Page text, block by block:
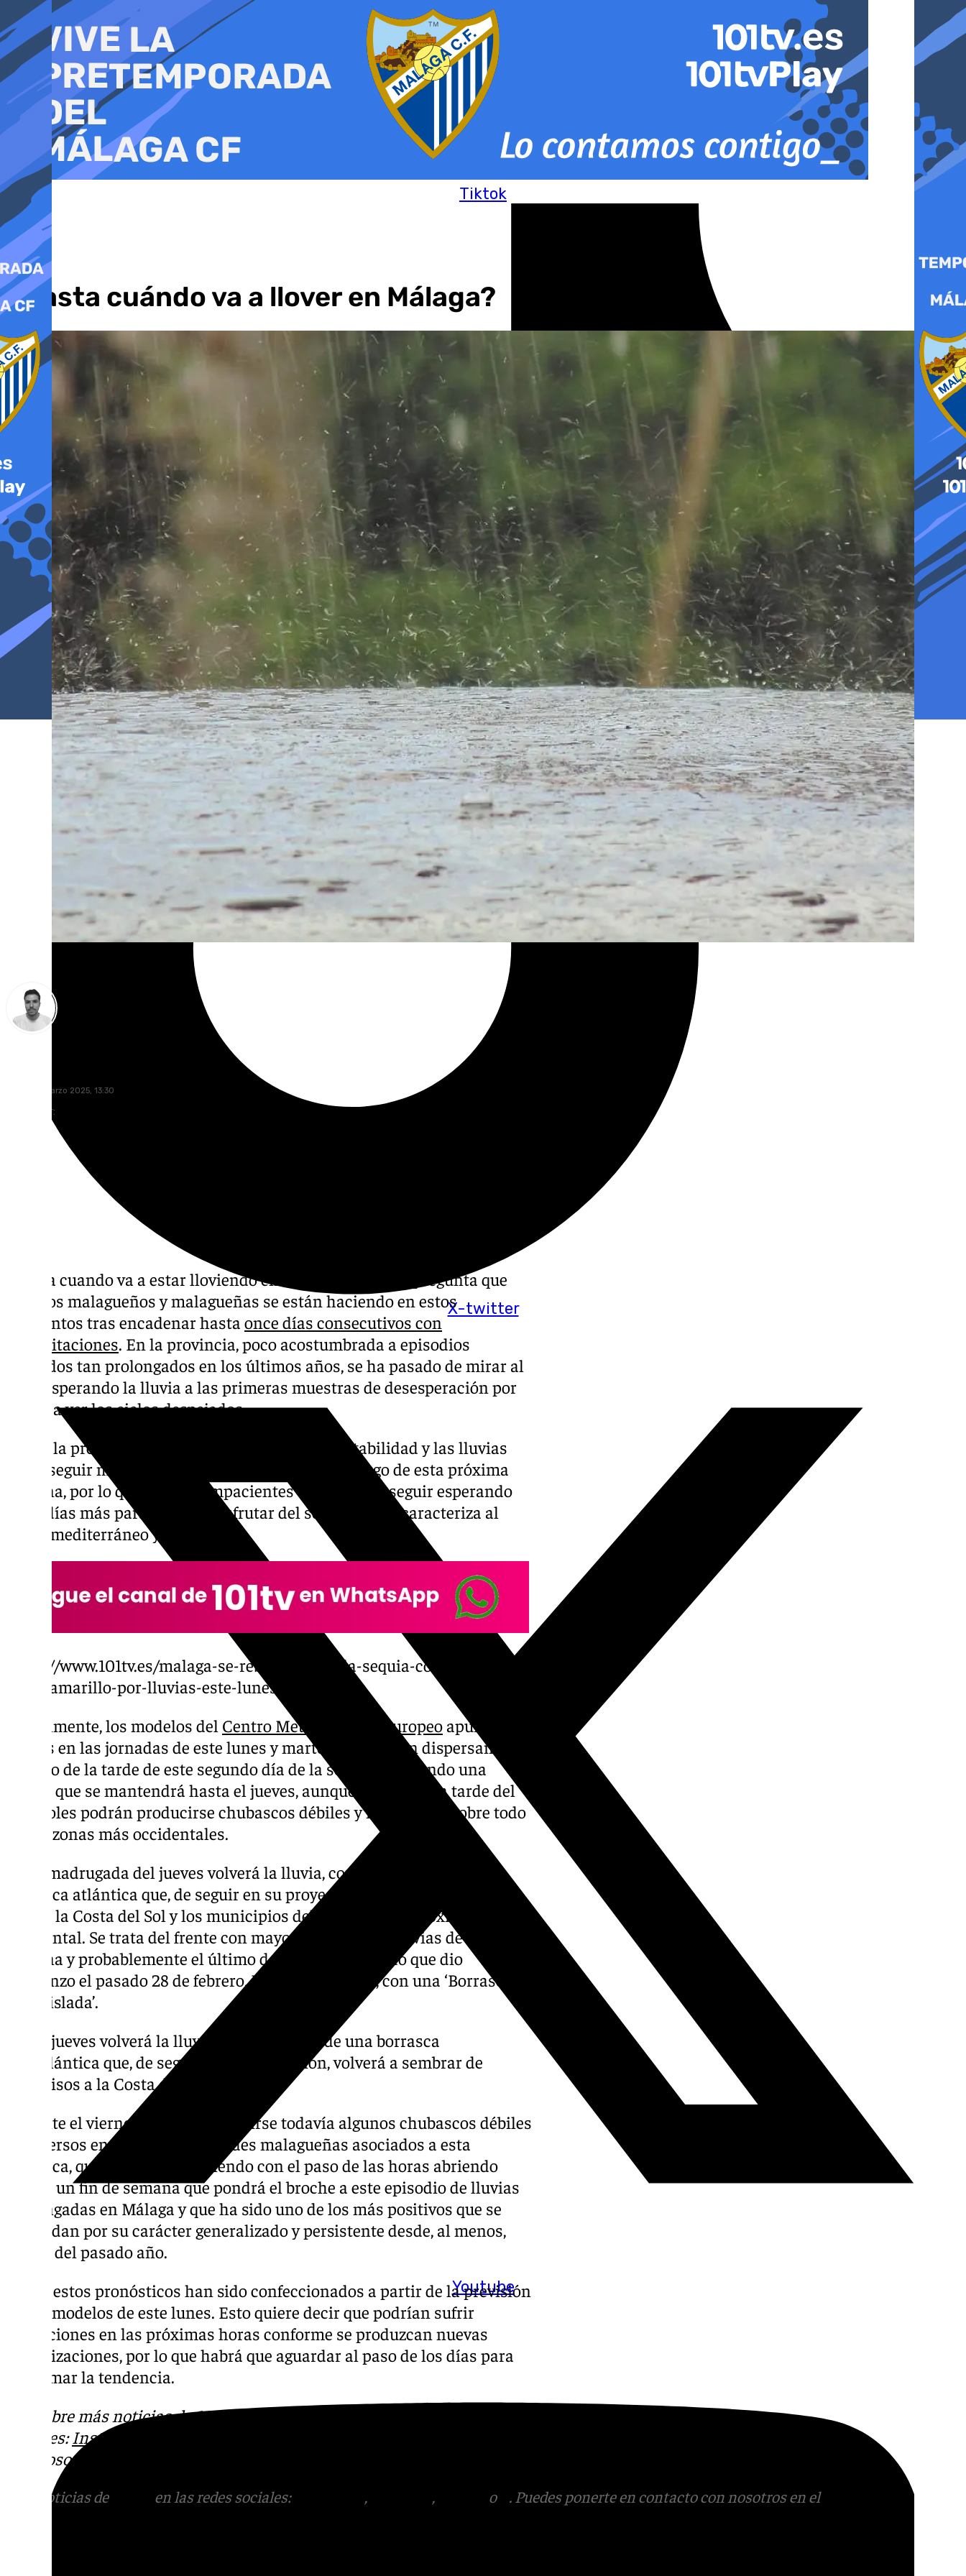
al
contenido
Tiktok
X-twitter
Youtube
¿Hasta cuándo va a llover en Málaga?
lunes, 10 marzo 2025, 13:30
Compartir:
¿Hasta cuando va a estar lloviendo en Málaga? Esa es la pregunta que
muchos malagueños y malagueñas se están haciendo en estos
momentos tras encadenar hasta once días consecutivos con
precipitaciones. En la provincia, poco acostumbrada a episodios
húmedos tan prolongados en los últimos años, se ha pasado de mirar al
cielo esperando la lluvia a las primeras muestras de desesperación por
volver a ver los cielos despejados.
Según la previsión actual de los modelos, la inestabilidad y las lluvias
van a seguir marcando el tiempo en Málaga a lo largo de esta próxima
semana, por lo que los más impacientes tendrán que seguir esperando
unos días más para volver a disfrutar del sol que tanto caracteriza al
clima mediterráneo y malagueño.
https://www.101tv.es/malaga-se-rebela-contra-la-sequia-con-un-nuevo-
aviso-amarillo-por-lluvias-este-lunes/
Actualmente, los modelos del Centro Meteorológico Europeo apuntan a
lluvias en las jornadas de este lunes y martes, que se irán dispersando a
lo largo de la tarde de este segundo día de la semana, abriendo una
tregua que se mantendrá hasta el jueves, aunque al final de la tarde del
miércoles podrán producirse chubascos débiles y moderados sobre todo
en las zonas más occidentales.
En la madrugada del jueves volverá la lluvia, con la llegada de una
borrasca atlántica que, de seguir en su proyección, volverá a sembrar de
avisos la Costa del Sol y los municipios del interior más próximo y
occidental. Se trata del frente con mayor potencial de lluvias de esta
semana y probablemente el último de este tren húmedo que dio
comienzo el pasado 28 de febrero, Día de Andalucía, con una ‘Borrasca
Fría Aislada’.
el jueves volverá la lluvia, con la llegada de una borrasca
atlántica que, de seguir en su proyección, volverá a sembrar de
avisos a la Costa del Sol
Durante el viernes podrán producirse todavía algunos chubascos débiles
y dispersos en algunas localidades malagueñas asociados a esta
borrasca, que irán desapareciendo con el paso de las horas abriendo
paso a un fin de semana que pondrá el broche a este episodio de lluvias
prolongadas en Málaga y que ha sido uno de los más positivos que se
recuerdan por su carácter generalizado y persistente desde, al menos,
marzo del pasado año.
Todos estos pronósticos han sido confeccionados a partir de la previsión
de los modelos de este lunes. Esto quiere decir que podrían sufrir
alteraciones en las próximas horas conforme se produzcan nuevas
actualizaciones, por lo que habrá que aguardar al paso de los días para
confirmar la tendencia.
Descubre más noticias de101Tven las redes
sociales: Instagram
con nosotros en el correo
Más noticias de en las redes sociales: , , o
. Puedes ponerte en contacto con nosotros en el